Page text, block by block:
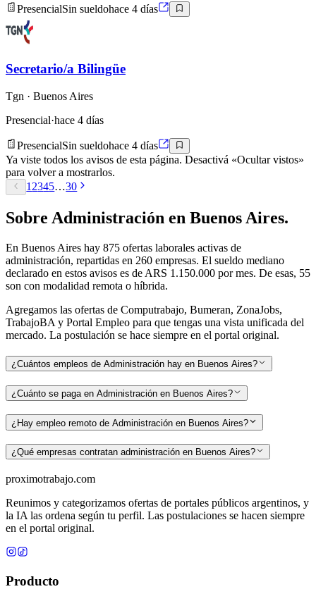
PresencialSin sueldohace 4 días
Secretario/a Bilingüe
Tgn · Buenos Aires
Presencial·hace 4 días
PresencialSin sueldohace 4 días
Ya viste todos los avisos de esta página. Desactivá «Ocultar vistos»
para volver a mostrarlos.
12345…30
Sobre Administración en Buenos Aires.
En Buenos Aires hay 875 ofertas laborales activas de
administración, repartidas en 260 empresas. El sueldo mediano
declarado en estos avisos es de ARS 1.150.000 por mes. De esas, 55
son con modalidad remota o híbrida.
Agregamos las ofertas de Computrabajo, Bumeran, ZonaJobs,
TrabajoBA y Portal Empleo para que tengas una vista unificada del
mercado. La postulación se hace siempre en el portal original.
¿Cuántos empleos de Administración hay en Buenos Aires?
¿Cuánto se paga en Administración en Buenos Aires?
¿Hay empleo remoto de Administración en Buenos Aires?
¿Qué empresas contratan administración en Buenos Aires?
proximotrabajo.com
Reunimos y categorizamos ofertas de portales públicos argentinos, y
la IA las ordena según tu perfil. Las postulaciones se hacen siempre
en el portal original.
Producto